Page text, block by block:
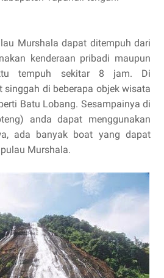
Murshala dapat ditempuh dari
kenderaan pribadi maupun
tempuh sekitar 8 jam. Di
singgah di beberapa objek wisata
Batu Lobang. Sesampainya di
anda dapat menggunakan
ada banyak boat yang dapat
Murshala.